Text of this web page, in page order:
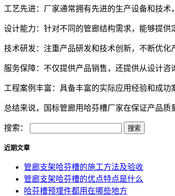
工艺先进：厂家通常拥有先进的生产设备和技
设计能力：针对不同的管廊结构需求，能够提供
技术研发：注重产品研发和技术创新，不断优化
服务保障：不仅提供产品销售，还提供从设计
工程案例丰富：具备丰富的实际应用经验和成
总结来说，国标管廊用哈芬槽厂家在保证产品
搜索：
近期文章
管廊支架哈芬槽的施工方法及验收
管廊支架哈芬槽的优点特点是什么
哈芬槽预埋件都用在哪些地方